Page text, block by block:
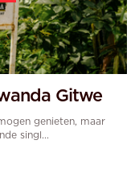
Gitwe
genieten, maar
singl...